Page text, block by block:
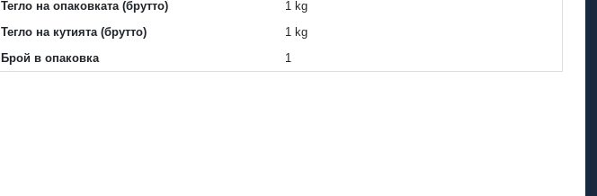
Тегло на опаковката (брутто)
1 kg
Тегло на кутията (брутто)
1 kg
Брой в опаковка
1